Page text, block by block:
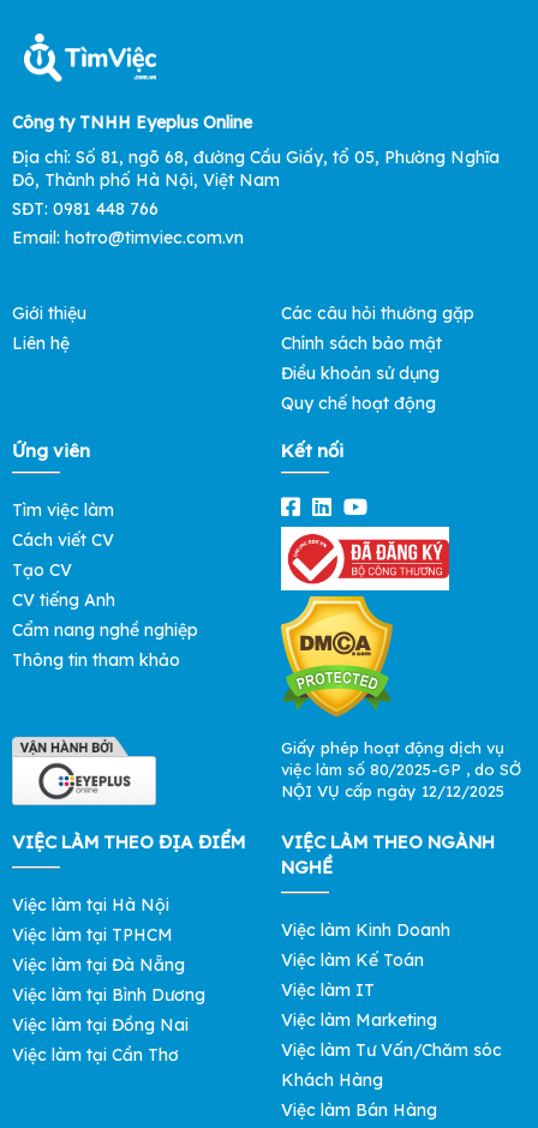
Công ty TNHH Eyeplus Online
Địa chỉ: Số 81, ngõ 68, đường Cầu Giấy, tổ 05, Phường Nghĩa
Đô, Thành phố Hà Nội, Việt Nam
SĐT: 0981 448 766
Email: hotro@timviec.com.vn
Giới thiệu
Liên hệ
Các câu hỏi thường gặp
Chính sách bảo mật
Điều khoản sử dụng
Quy chế hoạt động
Ứng viên
Tìm việc làm
Cách viết CV
Tạo CV
CV tiếng Anh
Cẩm nang nghề nghiệp
Thông tin tham khảo
Kết nối
Giấy phép hoạt động dịch vụ
việc làm số 80/2025-GP , do SỞ
NỘI VỤ cấp ngày 12/12/2025
VIỆC LÀM THEO ĐỊA ĐIỂM
Việc làm tại Hà Nội
Việc làm tại TPHCM
Việc làm tại Đà Nẵng
Việc làm tại Bình Dương
Việc làm tại Đồng Nai
Việc làm tại Cần Thơ
VIỆC LÀM THEO NGÀNH
NGHỀ
Việc làm Kinh Doanh
Việc làm Kế Toán
Việc làm IT
Việc làm Marketing
Việc làm Tư Vấn/Chăm sóc
Khách Hàng
Việc làm Bán Hàng